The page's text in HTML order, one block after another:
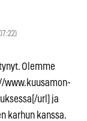
Olemme
www.kuusamon-
url] ja
karhun kanssa.